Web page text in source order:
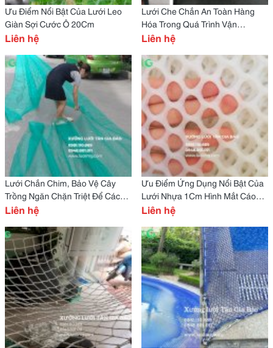
Ưu Điểm Nổi Bật Của Lưới Leo
Giàn Sợi Cước Ô 20Cm
Liên hệ
Lưới Che Chắn An Toàn Hàng
Hóa Trong Quá Trình Vận
Chuyển
Liên hệ
Lưới Chắn Chim, Bảo Vệ Cây
Trồng Ngăn Chặn Triệt Để Các
Loại Chim Phá Hoại Vườn Cây
Làm Tổn Thương Chim Hay Cản
Trở Ánh Sáng Cho Cây.
Liên hệ
Ưu Điểm Ứng Dụng Nổi Bật Của
Lưới Nhựa 1Cm Hình Mắt Cáo
Nhựa Dẻo
Liên hệ